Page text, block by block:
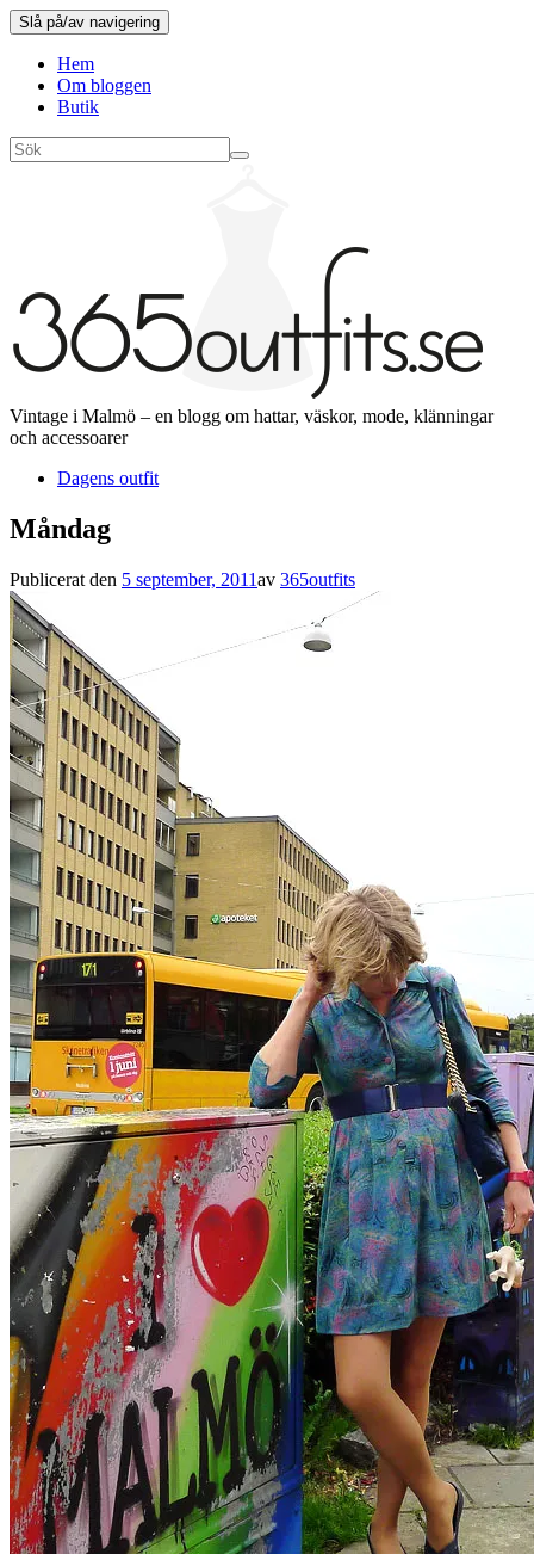
Slå på/av navigering
Hem
Om bloggen
Butik
Vintage i Malmö – en blogg om hattar, väskor, mode, klänningar
och accessoarer
Dagens outfit
Måndag
Publicerat den 5 september, 2011av 365outfits